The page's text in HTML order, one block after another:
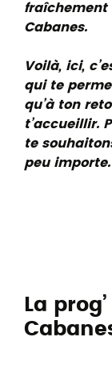
fraîchement
Cabanes.
Voilà, ici,
qui te
qu’à ton
t’accueillir.
te
peu importe.
La